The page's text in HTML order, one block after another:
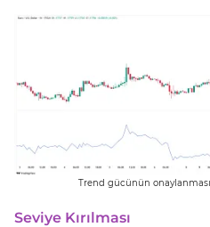
Trend gücünün
Seviye Kırılması